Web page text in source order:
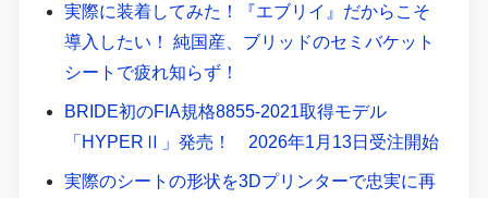
実際に装着してみた！『エブリイ』だからこそ
導入したい！ 純国産、ブリッドのセミバケット
シートで疲れ知らず！
BRIDE初のFIA規格8855-2021取得モデル
「HYPERⅡ」発売！ 2026年1月13日受注開始
実際のシートの形状を3Dプリンターで忠実に再